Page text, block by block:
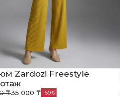
Zardozi Freestyle
₸35 000 ₸ 50